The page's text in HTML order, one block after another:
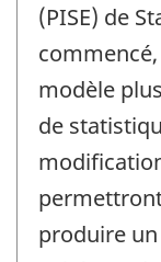
(PISE) de
modèle
de
produire